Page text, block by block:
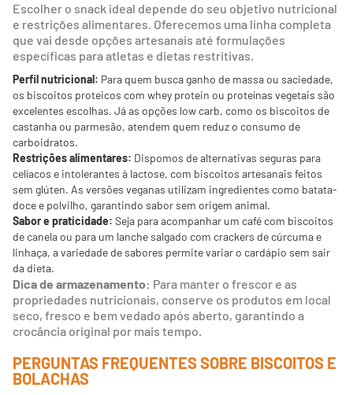
Escolher o snack ideal depende do seu objetivo nutricional
e restrições alimentares. Oferecemos uma linha completa
que vai desde opções artesanais até formulações
específicas para atletas e dietas restritivas.
Perfil nutricional: Para quem busca ganho de massa ou saciedade,
os biscoitos proteicos com whey protein ou proteínas vegetais são
excelentes escolhas. Já as opções low carb, como os biscoitos de
castanha ou parmesão, atendem quem reduz o consumo de
carboidratos.
Restrições alimentares: Dispomos de alternativas seguras para
celíacos e intolerantes à lactose, com biscoitos artesanais feitos
sem glúten. As versões veganas utilizam ingredientes como batata-
doce e polvilho, garantindo sabor sem origem animal.
Sabor e praticidade: Seja para acompanhar um café com biscoitos
de canela ou para um lanche salgado com crackers de cúrcuma e
linhaça, a variedade de sabores permite variar o cardápio sem sair
da dieta.
Dica de armazenamento: Para manter o frescor e as
propriedades nutricionais, conserve os produtos em local
seco, fresco e bem vedado após aberto, garantindo a
crocância original por mais tempo.
PERGUNTAS FREQUENTES SOBRE BISCOITOS E
BOLACHAS